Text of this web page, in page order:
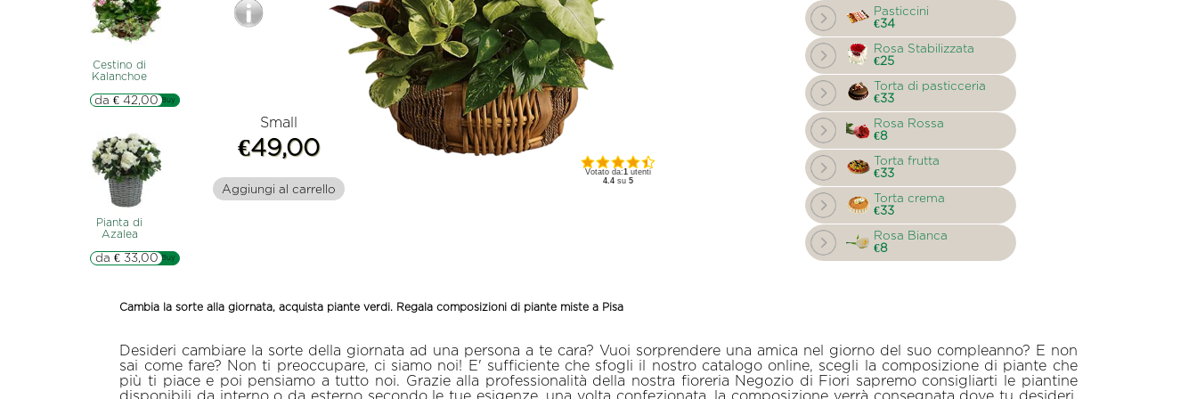
Cestino di
Kalanchoe
▷▷ Buy
da € 42,00
Pianta di
Azalea
▷▷ Buy
da € 33,00
Small
€49,00
Aggiungi al carrello
Votato da:1utenti
4.4su 5
Pasticcini
€34
Rosa Stabilizzata
€25
Torta di pasticceria
€33
Rosa Rossa
€8
Torta frutta
€33
Torta crema
€33
Rosa Bianca
€8
Cambia la sorte alla giornata, acquista piante verdi. Regala composizioni di piante miste a Pisa
Desideri cambiare la sorte della giornata ad una persona a te cara? Vuoi sorprendere una amica nel giorno del suo compleanno? E non
sai come fare? Non ti preoccupare, ci siamo noi! E' sufficiente che sfogli il nostro catalogo online, scegli la composizione di piante che
più ti piace e poi pensiamo a tutto noi. Grazie alla professionalità della nostra fioreria Negozio di Fiori sapremo consigliarti le piantine